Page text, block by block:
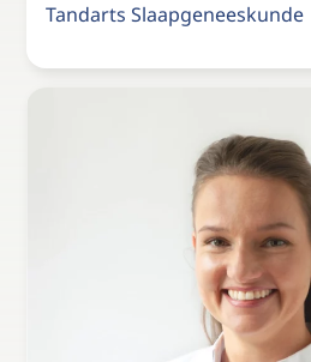
Tandarts Slaapgeneeskunde